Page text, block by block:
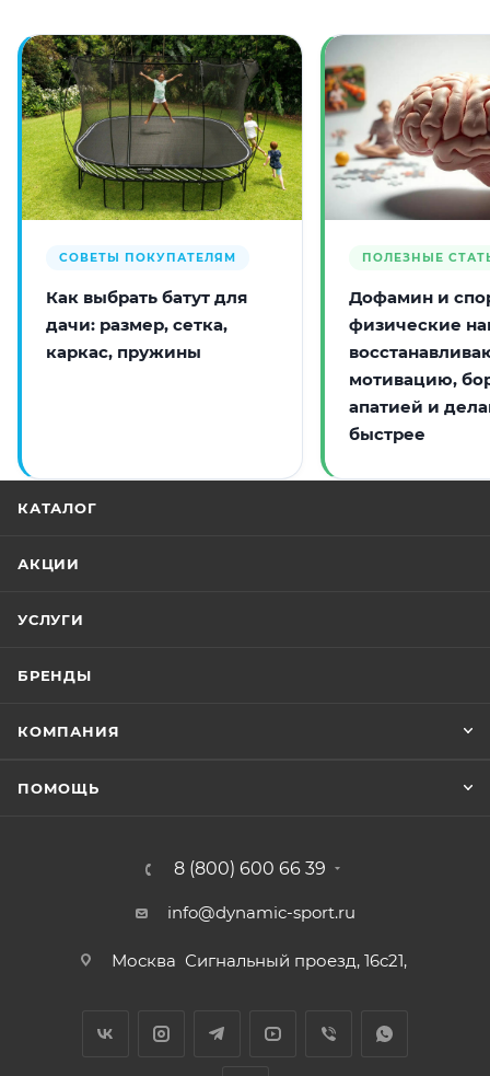
СОВЕТЫ ПОКУПАТЕЛЯМ
Как выбрать батут для
дачи: размер, сетка,
каркас, пружины
ПОЛЕЗНЫЕ
Дофамин и
физические
мотивацию,
апатией и
быстрее
КАТАЛОГ
АКЦИИ
УСЛУГИ
БРЕНДЫ
КОМПАНИЯ
ПОМОЩЬ
8 (800) 600 66 39
info@dynamic-sport.ru
Москва Сигнальный проезд, 16с21,